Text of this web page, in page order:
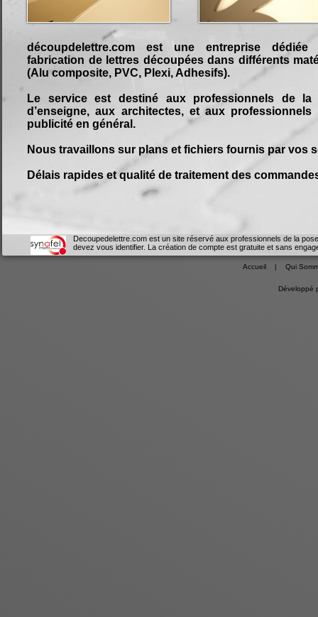
découpdelettre.com est une entreprise
fabrication de lettres découpées dans différents
(Alu composite, PVC, Plexi, Adhesifs).
Le service est destiné aux professionnels de la
d’enseigne, aux architectes, et aux professionnels
publicité en général.
Nous travaillons sur plans et fichiers fournis par vos
Délais rapides et qualité de traitement des
Decoupedelettre.com est un site réservé aux professionnels de la
devez vous identifier. La création de compte est gratuite et sans
Accueil | Qui
Développé